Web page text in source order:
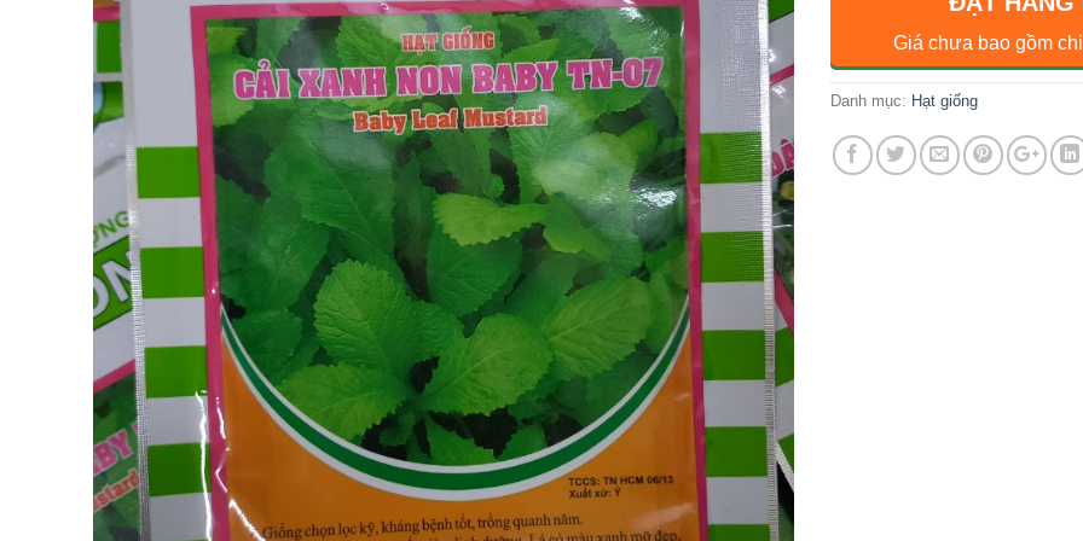
Giá chưa bao gồm
Danh mục: Hạt giống